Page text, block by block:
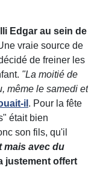
Edgar au sein de
vraie source de
de freiner les
"La moitié de
même le samedi et
il . Pour la fête
était bien
son fils, qu'il
mais avec du
justement offert